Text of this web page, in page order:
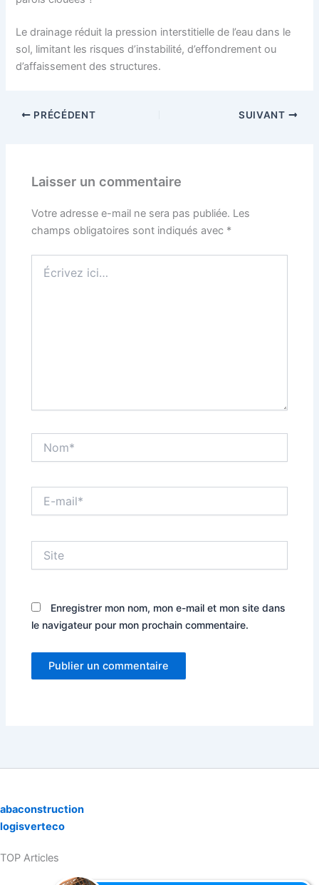
Le drainage réduit la pression interstitielle de l’eau dans le
sol, limitant les risques d’instabilité, d’effondrement ou
d’affaissement des structures.
PRÉCÉDENT SUIVANT
Laisser un commentaire
Votre adresse e-mail ne sera pas publiée. Les
champs obligatoires sont indiqués avec *
ici…
mail*
Enregistrer mon nom, mon e-mail et mon site dans
le navigateur pour mon prochain commentaire.
abaconstruction
logisverteco
TOP Articles